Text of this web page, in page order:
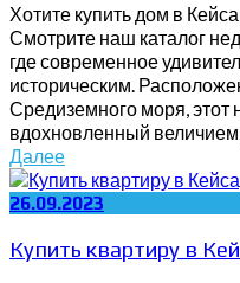
Хотите купить дом в
Смотрите наш каталог
где современное
историческим.
Средиземного моря, этот
вдохновленный величием
Далее
26.09.2023
Купить квартиру в